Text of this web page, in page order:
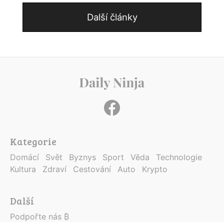
Další články
Kategorie
Domácí Svět Byznys Sport Věda
Technologie
Kultura
Zdraví Cestování Auto Krypto
Další
Podpořte nás ₿